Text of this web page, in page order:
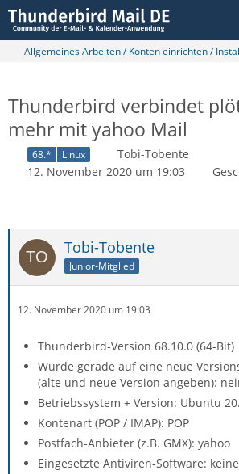
Allgemeines Arbeiten / Konten einrichten /
Thunderbird verbindet
mehr mit yahoo Mail
68.* Linux
Tobi-Tobente
12. November 2020 um 19:03
Tobi-Tobente
Junior-Mitglied
12. November 2020 um 19:03
Thunderbird-Version 68.10.0 (64-Bit)
Wurde gerade auf eine neue
(alte und neue Version angeben):
Betriebssystem + Version: Ubuntu
Kontenart (POP / IMAP): POP
Postfach-Anbieter (z.B. GMX): yahoo
Eingesetzte Antiviren-Software: keine